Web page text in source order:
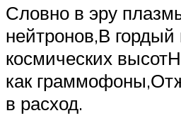
Словно в эру
нейтронов,В гордый
космических
как
в расход.